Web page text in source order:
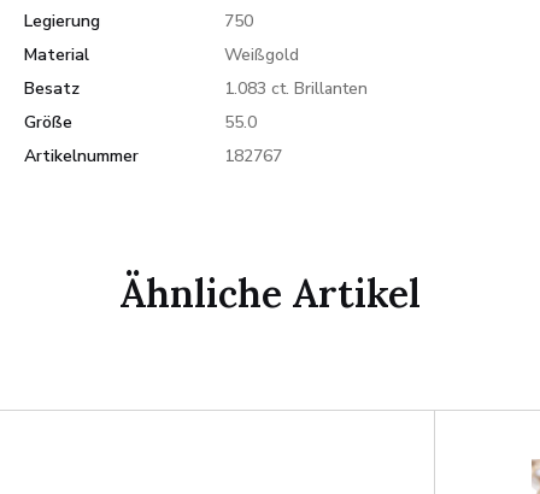
Legierung
750
Material
Weißgold
Besatz
1.083 ct. Brillanten
Größe
55.0
Artikelnummer
182767
Ähnliche Artikel